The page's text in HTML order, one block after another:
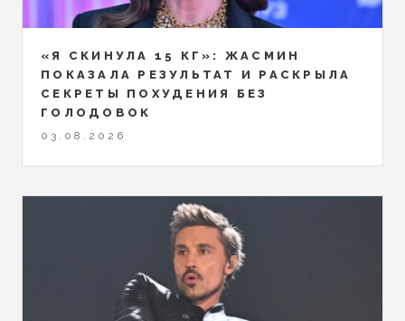
«Я СКИНУЛА 15 КГ»: ЖАСМИН
ПОКАЗАЛА РЕЗУЛЬТАТ И РАСКРЫЛА
СЕКРЕТЫ ПОХУДЕНИЯ БЕЗ
ГОЛОДОВОК
03.08.2026